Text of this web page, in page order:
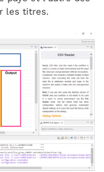
les titres.